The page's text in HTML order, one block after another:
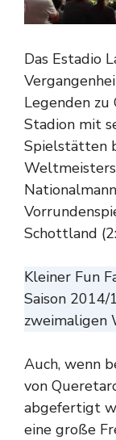
Das Estadio
Legenden zu
Stadion mit
Spielstätten
Schottland
Kleiner Fun
Saison
zweimaligen
Auch, wenn
von
abgefertigt
eine große